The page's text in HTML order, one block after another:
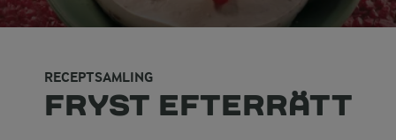
RECEPTSAMLING
FRYST EFTERRÄTT